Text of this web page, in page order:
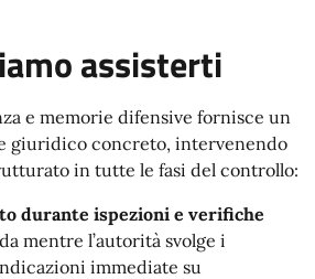
assisterti
e memorie difensive fornisce un
giuridico concreto, intervenendo
in tutte le fasi del controllo:
durante ispezioni e verifiche
mentre l’autorità svolge i
immediate su